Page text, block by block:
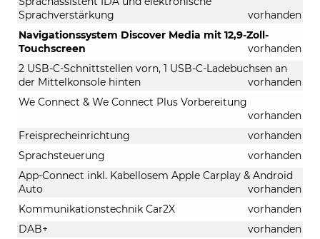
Sprachverstärkung
vorhanden
Navigationssystem Discover Media mit 12,9-Zoll-
Touchscreen
vorhanden
2 USB-C-Schnittstellen vorn, 1 USB-C-Ladebuchsen an
der Mittelkonsole hinten
vorhanden
We Connect & We Connect Plus Vorbereitung
vorhanden
Freisprecheinrichtung
vorhanden
Sprachsteuerung
vorhanden
App-Connect inkl. Kabellosem Apple Carplay & Android
Auto
vorhanden
Kommunikationstechnik Car2X
vorhanden
DAB+
vorhanden